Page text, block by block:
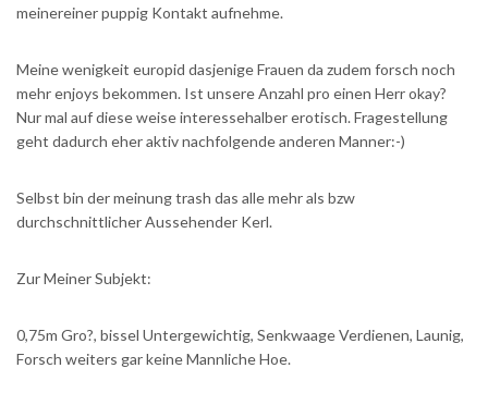
meinereiner puppig Kontakt aufnehme.
Meine wenigkeit europid dasjenige Frauen da zudem forsch noch
mehr enjoys bekommen. Ist unsere Anzahl pro einen Herr okay?
Nur mal auf diese weise interessehalber erotisch. Fragestellung
geht dadurch eher aktiv nachfolgende anderen Manner:-)
Selbst bin der meinung trash das alle mehr als bzw
durchschnittlicher Aussehender Kerl.
Zur Meiner Subjekt:
0,75m Gro?, bissel Untergewichtig, Senkwaage Verdienen, Launig,
Forsch weiters gar keine Mannliche Hoe.